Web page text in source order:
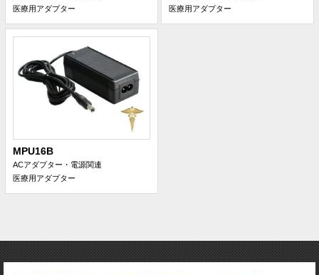
医療用アダプター
医療用アダプター
MPU16B
ACアダプター・電源関連
医療用アダプター